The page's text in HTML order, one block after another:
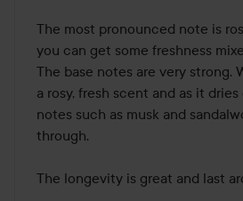
The most pronounced note is
you can get some freshness
The base notes are very strong.
a rosy, fresh scent and as it
notes such as musk and
through.
The longevity is great and last